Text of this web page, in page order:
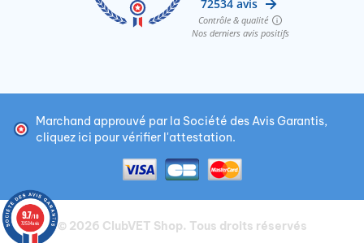
Marchand approuvé par la Société des Avis Garantis,
cliquez ici pour vérifier l'attestation.
© 2026 ClubVET Shop. Tous droits réservés
9.7/10
72534 avis